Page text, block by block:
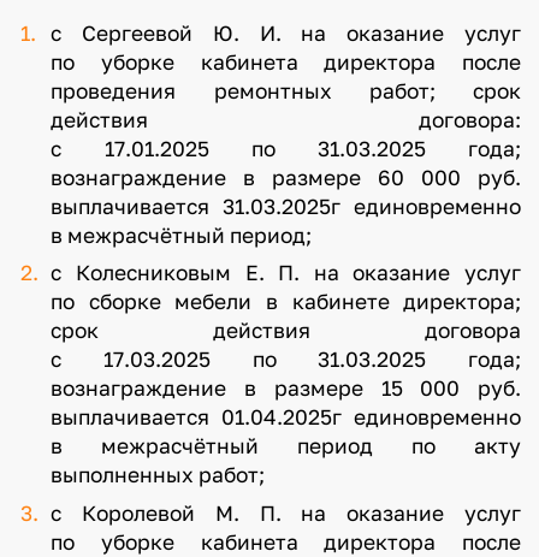
с Сергеевой Ю. И. на оказание услуг
по уборке кабинета директора после
проведения ремонтных работ; срок
действия договора:
с 17.01.2025 по 31.03.2025 года;
вознаграждение в размере 60 000 руб.
выплачивается 31.03.2025г единовременно
в межрасчётный период;
с Колесниковым Е. П. на оказание услуг
по сборке мебели в кабинете директора;
срок действия договора
с 17.03.2025 по 31.03.2025 года;
вознаграждение в размере 15 000 руб.
выплачивается 01.04.2025г единовременно
в межрасчётный период по акту
выполненных работ;
с Королевой М. П. на оказание услуг
по уборке кабинета директора после